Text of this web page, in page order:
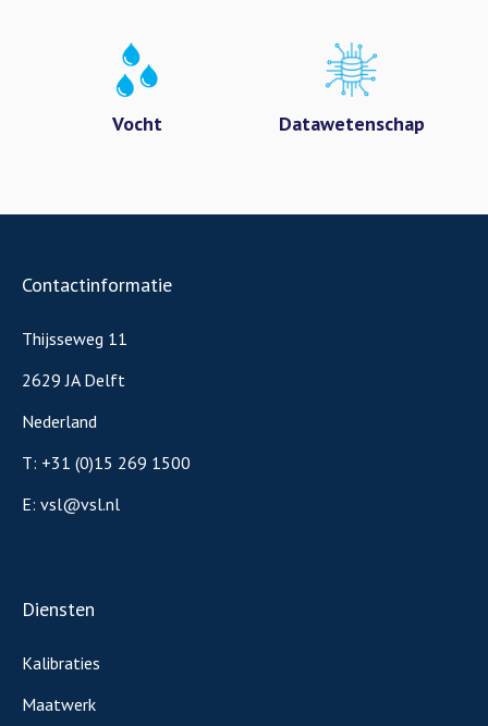
Vocht Datawetenschap
Contactinformatie
Thijsseweg 11
2629 JA Delft
Nederland
T: +31 (0)15 269 1500
E: vsl@vsl.nl
Diensten
Kalibraties
Maatwerk